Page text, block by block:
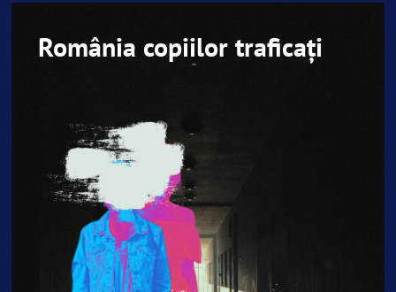
România copiilor traficați